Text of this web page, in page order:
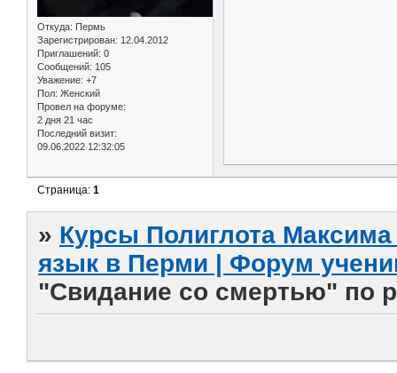
Откуда: Пермь
Зарегистрирован: 12.04.2012
Приглашений: 0
Сообщений: 105
Уважение: +7
Пол: Женский
Провел на форуме:
2 дня 21 час
Последний визит:
09.06.2022 12:32:05
Страница:1
» Курсы Полиглота
язык в Перми | Форум
"Свидание со смертью" по